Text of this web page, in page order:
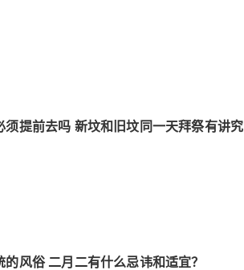
须提前去吗 新坟和旧坟同一天拜祭有讲究
风俗 二月二有什么忌讳和适宜？